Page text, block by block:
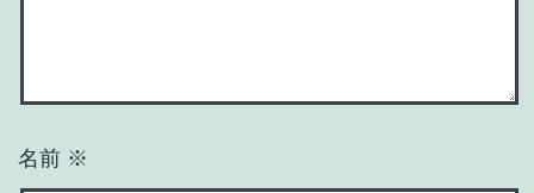
名前 ※